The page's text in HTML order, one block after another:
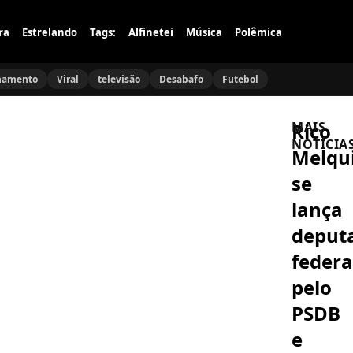
Estrelando Tags: Alfinetei Música Polêmica
Viral televisão Desabafo Futebol
Rico
se
lança
pelo
PSDB
e
MAIS
BBB
do
BBB
26
anuncia
que
será
pai
emociona
ABUSO
de
de
é
Jake